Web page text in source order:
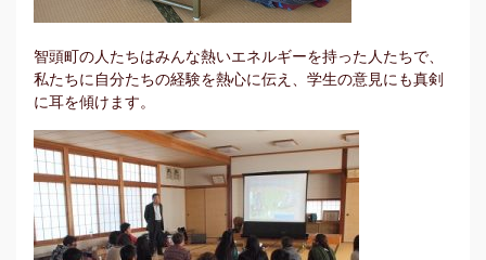
智頭町の人たちはみんな熱いエネルギーを持った人たちで、
私たちに自分たちの経験を熱心に伝え、学生の意見にも真剣
に耳を傾けます。